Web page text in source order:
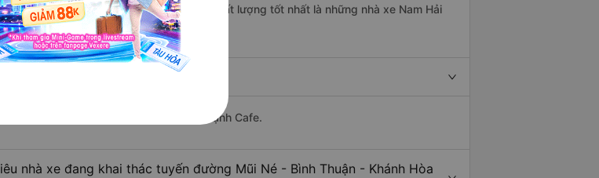
từ Mũi Né - Bình Thuận được đánh giá chất lượng tốt nhất là những nhà xe Nam Hải
Cafe - Hà Phương Limousine.
Hòa có giá rẻ nhất?
mức giá là 220.000 đồng của nhà xe Hạnh Cafe.
nhà xe đang khai thác tuyến đường Mũi Né - Bình Thuận - Khánh Hòa